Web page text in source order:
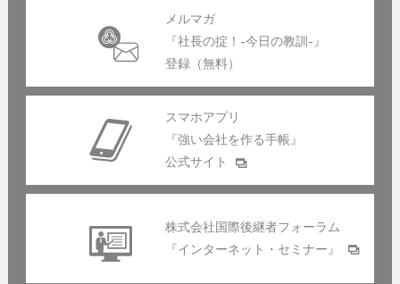
メルマガ
『社長の掟！-今日の教訓-』
登録（無料）
スマホアプリ
『強い会社を作る手帳』
公式サイト
株式会社国際後継者フォーラム
『インターネット・セミナー』